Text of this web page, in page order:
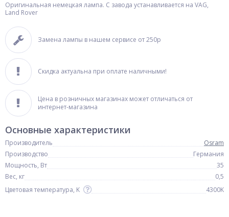
Оригинальная немецкая лампа. С завода устанавливается на VAG,
Land Rover
Замена лампы в нашем сервисе от 250р
Скидка актуальна при оплате наличными!
Цена в розничных магазинах может отличаться от
интернет-магазина
Основные характеристики
Производитель
Osram
Производство
Германия
Мощность, Вт
35
Вес, кг
0,5
Цветовая температура, K
4300K